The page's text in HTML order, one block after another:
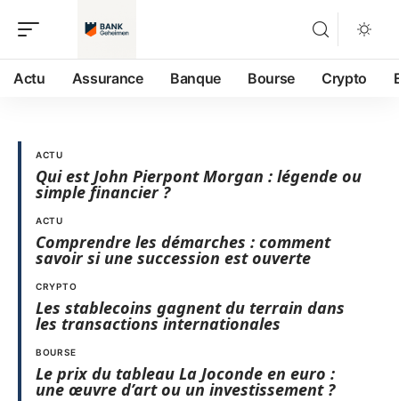
Actu Assurance Banque Bourse Crypto
ACTU
Qui est John Pierpont Morgan : légende ou
simple financier ?
ACTU
Comprendre les démarches : comment
savoir si une succession est ouverte
CRYPTO
Les stablecoins gagnent du terrain dans
les transactions internationales
BOURSE
Le prix du tableau La Joconde en euro :
une œuvre d’art ou un investissement ?